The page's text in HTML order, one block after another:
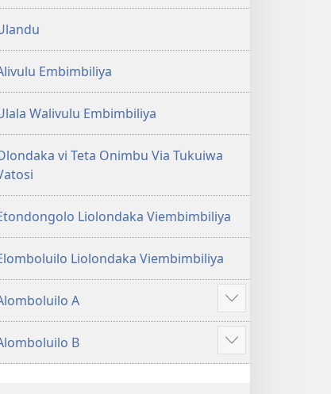
Embimbiliya
Walivulu Embimbiliya
vi Teta Onimbu Via Tukuiwa
Liolondaka Viembimbiliya
Liolondaka Viembimbiliya
A
Show
more
B
Show
more